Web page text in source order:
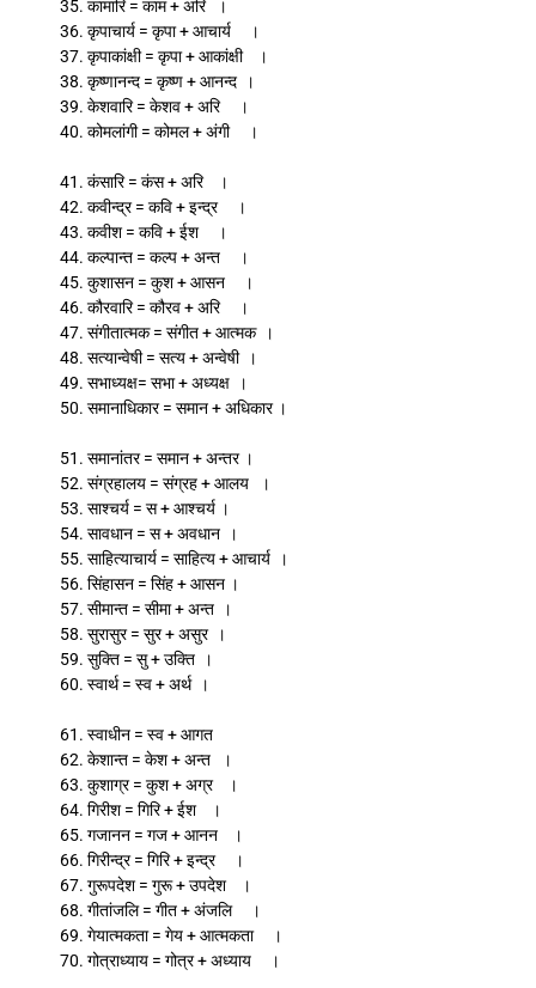
35. कामारि = काम + अरि ।
36. कृपाचार्य = कृपा + आचार्य ।
37. कृपाकांक्षी = कृपा + आकांक्षी ।
38. कृष्णानन्द = कृष्ण + आनन्द ।
39. केशवारि = केशव + अरि ।
40. कोमलांगी = कोमल + अंगी ।
41. कंसारि = कंस + अरि ।
42. कवीन्द्र = कवि + इन्द्र ।
43. कवीश = कवि + ईश ।
44. कल्पान्त = कल्प + अन्त ।
45. कुशासन = कुश + आसन ।
46. कौरवारि = कौरव + अरि ।
47. संगीतात्मक = संगीत + आत्मक ।
48. सत्यान्वेषी = सत्य + अन्वेषी ।
49. सभाध्यक्ष= सभा + अध्यक्ष ।
50. समानाधिकार = समान + अधिकार ।
51. समानांतर = समान + अन्तर ।
52. संग्रहालय = संग्रह + आलय ।
53. साश्चर्य = स + आश्चर्य ।
54. सावधान = स + अवधान ।
55. साहित्याचार्य = साहित्य + आचार्य ।
56. सिंहासन = सिंह + आसन ।
57. सीमान्त = सीमा + अन्त ।
58. सुरासुर = सुर + असुर ।
59. सुक्ति = सु + उक्ति ।
60. स्वार्थ = स्व + अर्थ ।
61. स्वाधीन = स्व + आगत
62. केशान्त = केश + अन्त ।
63. कुशाग्र = कुश + अग्र ।
64. गिरीश = गिरि + ईश ।
65. गजानन = गज + आनन ।
66. गिरीन्द्र = गिरि + इन्द्र ।
67. गुरूपदेश = गुरू + उपदेश ।
68. गीतांजलि = गीत + अंजलि ।
69. गेयात्मकता = गेय + आत्मकता ।
70. गोत्राध्याय = गोत्र + अध्याय ।